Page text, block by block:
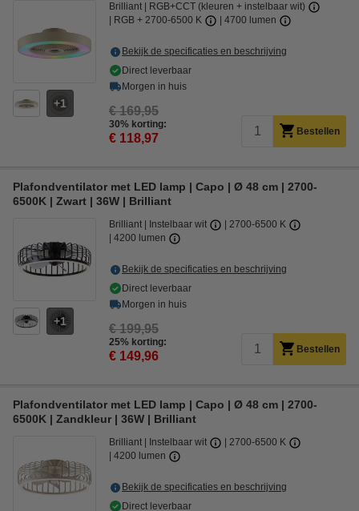
1
Brilliant
RGB+CCT (kleuren + instelbaar wit)
RGB + 2700-6500 K
4700 lumen
Bekijk de specificaties en beschrijving
Direct leverbaar
Morgen in huis
€ 169,95
30% korting:
€ 118,97 Bestellen
Plafondventilator met LED lamp | Capo | Ø 48 cm | 2700-
6500K | Zwart | 36W | Brilliant
1
Brilliant Instelbaar wit
2700-6500 K
4200 lumen
Bekijk de specificaties en beschrijving
Direct leverbaar
Morgen in huis
€ 199,95
25% korting:
€ 149,96 Bestellen
Plafondventilator met LED lamp | Capo | Ø 48 cm | 2700-
6500K | Zandkleur | 36W | Brilliant
Brilliant Instelbaar wit
2700-6500 K
4200 lumen
Bekijk de specificaties en beschrijving
Direct leverbaar